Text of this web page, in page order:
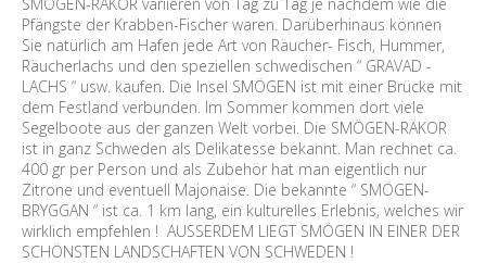
Pfängste der Krabben-Fischer waren. Darüberhinaus können
Sie natürlich am Hafen jede Art von Räucher- Fisch, Hummer,
Räucherlachs und den speziellen schwedischen “ GRAVAD -
LACHS “ usw. kaufen. Die Insel SMÖGEN ist mit einer Brücke mit
dem Festland verbunden. Im Sommer kommen dort viele
Segelboote aus der ganzen Welt vorbei. Die SMÖGEN-RÄKOR
ist in ganz Schweden als Delikatesse bekannt. Man rechnet ca.
400 gr per Person und als Zubehör hat man eigentlich nur
Zitrone und eventuell Majonaise. Die bekannte “ SMÖGEN-
BRYGGAN “ ist ca. 1 km lang, ein kulturelles Erlebnis, welches wir
wirklich empfehlen ! AUSSERDEM LIEGT SMÖGEN IN EINER DER
SCHÖNSTEN LANDSCHAFTEN VON SCHWEDEN !